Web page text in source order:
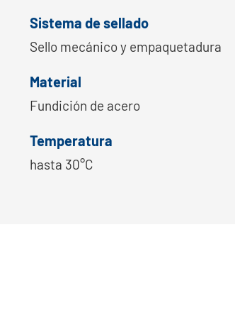
Sistema de sellado
Sello mecánico y empaquetadura
Material
Fundición de acero
Temperatura
hasta 30°C